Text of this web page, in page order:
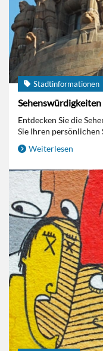
Stadtinformationen
Sehenswürdigkeiten
Entdecken Sie die
Sie Ihren persönlichen
Weiterlesen